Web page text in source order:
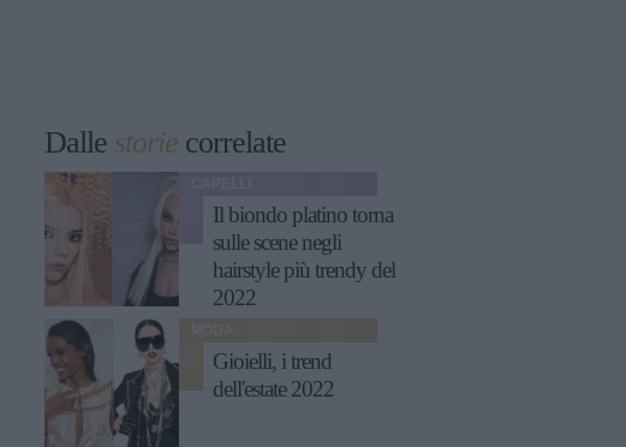
Dalle storie correlate
Il biondo platino torna
sulle scene negli
hairstyle più trendy del
2022
MODA
Gioielli, i trend
dell'estate 2022